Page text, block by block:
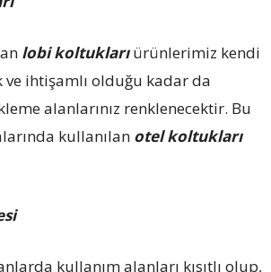
lobi koltuklarıürünlerimiz kendi
ve ihtişamlı olduğu kadar da
alanlarınız renklenecektir. Bu
kullanılan otel koltukları
kullanım alanları kısıtlı olup,